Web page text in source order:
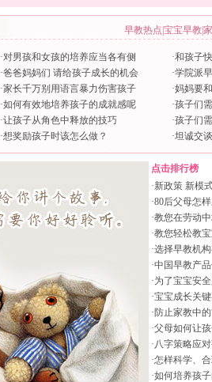
早教热点 宝宝早教
·对男孩和女孩的培养应当各有侧
·爸爸妈妈们 请给孩子成长的机会
·家长千万别用语言暴力伤害孩子
·如何有效地培养孩子的成就感呢
·让孩子从角色中释放的技巧
·想奖励孩子时该怎么做？
·和孩子
·学院派
·妈妈要
·孩子们
·孩子们
·坦诚交
点击排行榜
·新政策 新模
·80后父母怎
·教您在劳动
·教您轻松教
·选择早教机
·中国早教产
·为了宝宝安
·宝宝成长关
· 防止家教中
·父母如何让
·八字策略应
·怎样科学、
·如何培养孩